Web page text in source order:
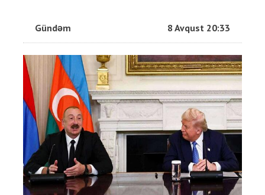
Gündəm 8 Avqust 20:33